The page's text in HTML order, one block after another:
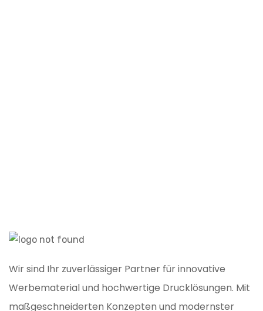
Wir sind Ihr zuverlässiger Partner für innovative
Werbematerial und hochwertige Drucklösungen. Mit
maßgeschneiderten Konzepten und modernster